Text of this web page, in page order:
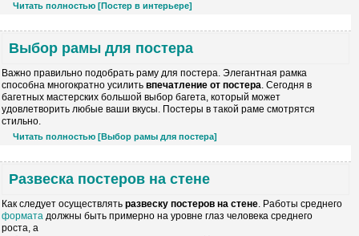
Читать полностью [Постер в интерьере]
Выбор рамы для постера
Важно правильно подобрать раму для постера. Элегантная рамка
способна многократно усилить впечатление от постера. Сегодня в
багетных мастерских большой выбор багета, который может
удовлетворить любые ваши вкусы. Постеры в такой раме смотрятся
стильно.
Читать полностью [Выбор рамы для постера]
Развеска постеров на стене
Как следует осуществлять развеску постеров на стене. Работы среднего
формата должны быть примерно на уровне глаз человека среднего
роста, а